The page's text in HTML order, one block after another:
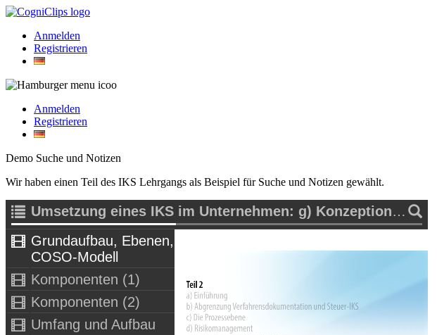
Anmelden
Registrieren
Anmelden
Registrieren
Demo Suche und Notizen
Wir haben einen Teil des IKS Lehrgangs als Beispiel für Suche und Notizen gewählt.
Umsetzung eines IKS im Unternehmen: g) Konzeption eines IKS: Komponenten des Framework
Grundaufbau, Ebenen,
COSO-Modell
Komponenten (1)
Komponenten (2)
Umfang und Aufbau